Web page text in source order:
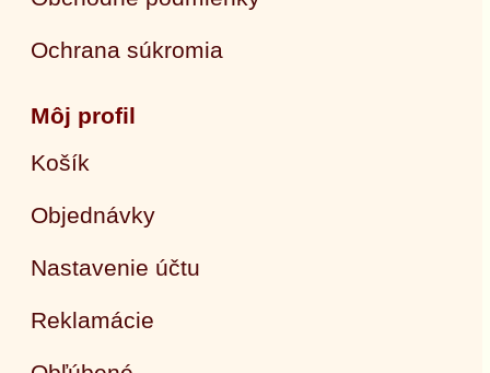
Ochrana súkromia
Môj profil
Košík
Objednávky
Nastavenie účtu
Reklamácie